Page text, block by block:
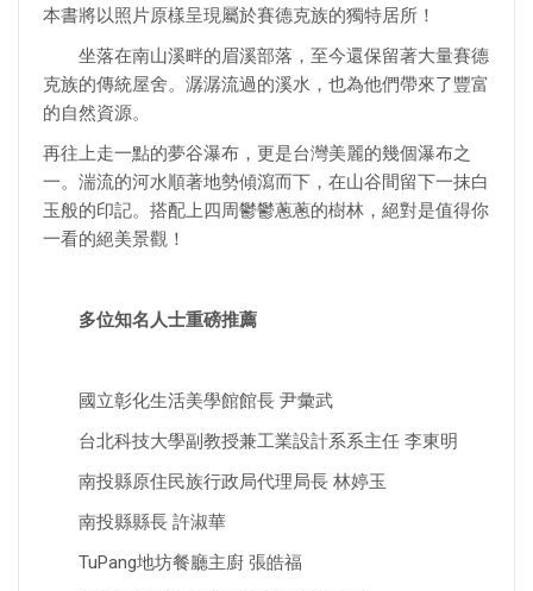
本書將以照片原樣呈現屬於賽德克族的獨特居所！
坐落在南山溪畔的眉溪部落，至今還保留著大量賽德
克族的傳統屋舍。潺潺流過的溪水，也為他們帶來了豐富
的自然資源。
再往上走一點的夢谷瀑布，更是台灣美麗的幾個瀑布之
一。湍流的河水順著地勢傾瀉而下，在山谷間留下一抹白
玉般的印記。搭配上四周鬱鬱蔥蔥的樹林，絕對是值得你
一看的絕美景觀！
多位知名人士重磅推薦
國立彰化生活美學館館長 尹彙武
台北科技大學副教授兼工業設計系系主任 李東明
南投縣原住民族行政局代理局長 林婷玉
南投縣縣長 許淑華
TuPang地坊餐廳主廚 張皓福